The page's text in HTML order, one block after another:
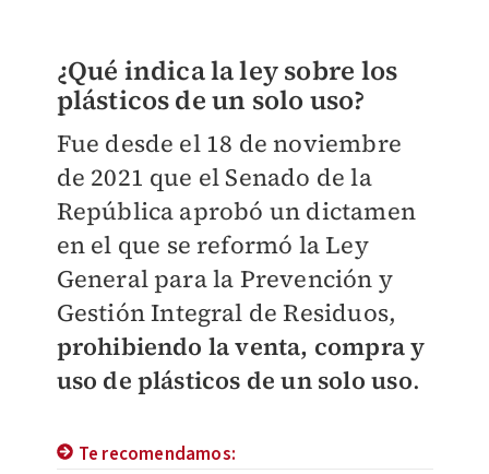
¿Qué indica la ley sobre los
plásticos de un solo uso?
Fue desde el 18 de noviembre
de 2021 que el Senado de la
República aprobó un dictamen
en el que se reformó la Ley
General para la Prevención y
Gestión Integral de Residuos,
prohibiendo la venta, compra y
uso de plásticos de un solo uso.
Te recomendamos: